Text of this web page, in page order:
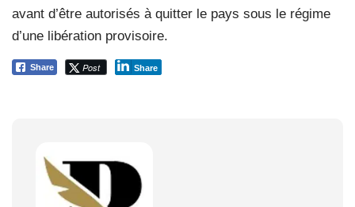
avant d’être autorisés à quitter le pays sous le régime
d’une libération provisoire.
Share Post Share